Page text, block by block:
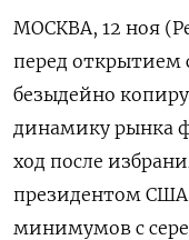
МОСКВА, 12 ноя
перед открытием
безыдейно
динамику рынка
ход после
президентом
минимумов с